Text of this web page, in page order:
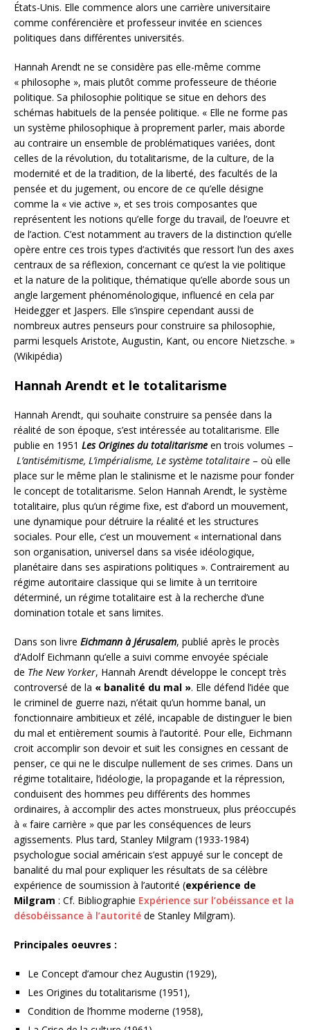
États-Unis. Elle commence alors une carrière universitaire
comme conférencière et professeur invitée en sciences
politiques dans différentes universités.
Hannah Arendt ne se considère pas elle-même comme
« philosophe », mais plutôt comme professeure de théorie
politique. Sa philosophie politique se situe en dehors des
schémas habituels de la pensée politique. « Elle ne forme pas
un système philosophique à proprement parler, mais aborde
au contraire un ensemble de problématiques variées, dont
celles de la révolution, du totalitarisme, de la culture, de la
modernité et de la tradition, de la liberté, des facultés de la
pensée et du jugement, ou encore de ce qu’elle désigne
comme la « vie active », et ses trois composantes que
représentent les notions qu’elle forge du travail, de l’oeuvre et
de l’action. C’est notamment au travers de la distinction qu’elle
opère entre ces trois types d’activités que ressort l’un des axes
centraux de sa réflexion, concernant ce qu’est la vie politique
et la nature de la politique, thématique qu’elle aborde sous un
angle largement phénoménologique, influencé en cela par
Heidegger et Jaspers. Elle s’inspire cependant aussi de
nombreux autres penseurs pour construire sa philosophie,
parmi lesquels Aristote, Augustin, Kant, ou encore Nietzsche. »
(Wikipédia)
Hannah Arendt et le totalitarisme
Hannah Arendt, qui souhaite construire sa pensée dans la
réalité de son époque, s’est intéressée au totalitarisme. Elle
publie en 1951 Les Origines du totalitarisme en trois volumes –
L’antisémitisme, L’impérialisme, Le système totalitaire – où elle
place sur le même plan le stalinisme et le nazisme pour fonder
le concept de totalitarisme. Selon Hannah Arendt, le système
totalitaire, plus qu’un régime fixe, est d’abord un mouvement,
une dynamique pour détruire la réalité et les structures
sociales. Pour elle, c’est un mouvement « international dans
son organisation, universel dans sa visée idéologique,
planétaire dans ses aspirations politiques ». Contrairement au
régime autoritaire classique qui se limite à un territoire
déterminé, un régime totalitaire est à la recherche d’une
domination totale et sans limites.
Dans son livre Eichmann à Jérusalem, publié après le procès
d’Adolf Eichmann qu’elle a suivi comme envoyée spéciale
de The New Yorker, Hannah Arendt développe le concept très
controversé de la « banalité du mal ». Elle défend l’idée que
le criminel de guerre nazi, n’était qu’un homme banal, un
fonctionnaire ambitieux et zélé, incapable de distinguer le bien
du mal et entièrement soumis à l’autorité. Pour elle, Eichmann
croit accomplir son devoir et suit les consignes en cessant de
penser, ce qui ne le disculpe nullement de ses crimes. Dans un
régime totalitaire, l’idéologie, la propagande et la répression,
conduisent des hommes peu différents des hommes
ordinaires, à accomplir des actes monstrueux, plus préoccupés
à « faire carrière » que par les conséquences de leurs
agissements. Plus tard, Stanley Milgram (1933-1984)
psychologue social américain s’est appuyé sur le concept de
banalité du mal pour expliquer les résultats de sa célèbre
expérience de soumission à l’autorité (expérience de
Milgram : Cf. Bibliographie Expérience sur l’obéissance et la
désobéissance à l’autorité de Stanley Milgram).
Principales oeuvres :
Le Concept d’amour chez Augustin (1929),
Les Origines du totalitarisme (1951),
Condition de l’homme moderne (1958),